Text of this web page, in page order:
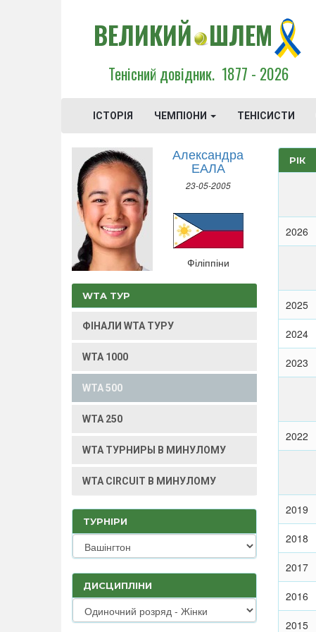
ВЕЛИКИЙ ШЛЕМ
Тенісний довідник. 1877 - 2026
ІСТОРІЯ ЧЕМПІОНИ ТЕНІСИСТИ
Александра
ЕАЛА
23-05-2005
Філіппіни
WTA ТУР
ФІНАЛИ WTA ТУРУ
WTA 1000
WTA 500
WTA 250
WTA ТУРНИРЫ В МИНУЛОМУ
WTA CIRCUIT В МИНУЛОМУ
ТУРНІРИ
ДИСЦИПЛІНИ
РІК
2026
2025
2024
2023
2022
2019
2018
2017
2016
2015